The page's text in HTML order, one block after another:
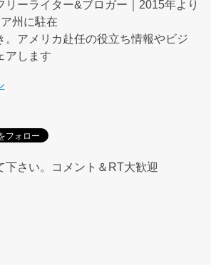
リーライター&ブロガー｜2015年より
州に駐在
。アメリカ赴任の役立ち情報やビジ
アします
下さい。コメント＆RT大歓迎